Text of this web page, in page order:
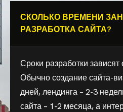
СКОЛЬКО ВРЕМЕНИ
РАЗРАБОТКА САЙТА?
Сроки разработки зависят
Обычно создание сайта-
дней, лендинга – 2-3
сайта – 1-2 месяца, а